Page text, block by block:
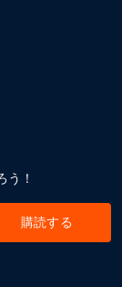
う！
購読する